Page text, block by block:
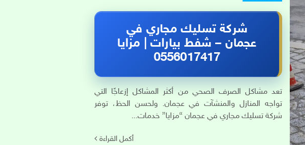
شركة تسليك مجاري في
عجمان – شفط بيارات | مزايا
0556017417
تعد مشاكل الصرف الصحي من أكثر المشاكل إزعاجًا التي
تواجه المنازل والمنشآت في عجمان. ولحسن الحظ، توفر
شركة تسليك مجاري في عجمان “مزايا” خدمات...
أكمل القراءة